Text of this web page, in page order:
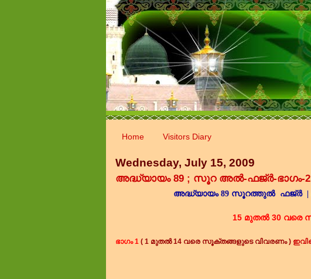
Home Visitors Diary
Wednesday, July 15, 2009
അദ്ധ്യാ‍യം 89 ; സൂറ അൽ-ഫജ്‌ർ-ഭാഗം-2
അദ്ധ്യായം89 സൂറത്തുൽ ഫജ്‌ർ|
15 മുതൽ 30 വരെ
ഭാഗം 1 ( 1 മുതൽ 14 വരെ സൂക്തങ്ങളുടെ വിവരണം )